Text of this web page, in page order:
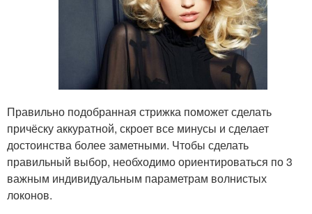
Правильно подобранная стрижка поможет сделать
причёску аккуратной, скроет все минусы и сделает
достоинства более заметными. Чтобы сделать
правильный выбор, необходимо ориентироваться по 3
важным индивидуальным параметрам волнистых
локонов.